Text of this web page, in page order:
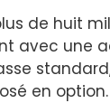
de huit
avec une
en option.